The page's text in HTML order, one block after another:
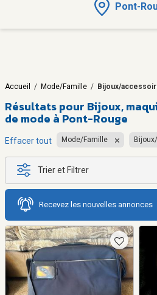
Pont-
Accueil / Mode/Famille / Bijoux/
Résultats pour Bijoux,
de mode à Pont-Rouge
Effacer tout Mode/Famille
Trier et Filtrer
Recevez les nouvelles annonces